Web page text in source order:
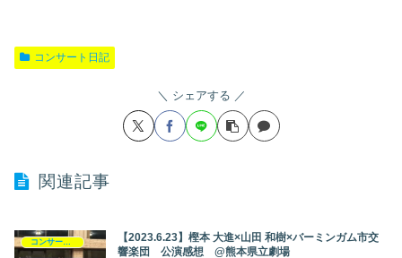
コンサート日記
シェアする
関連記事
コンサート日記
【2023.6.23】樫本 大進×山田 和樹×バーミンガム市交
響楽団 公演感想 @熊本県立劇場